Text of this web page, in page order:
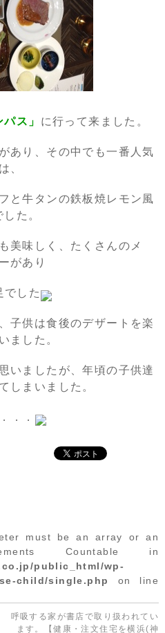
パス」 に行って来ました。
あり、その中でも一番人気
は、
と牛タンの鉄板焼レモン風
した。
美味しく、たくさんのメ
があり
でした
子供は食後のデザートを楽
ました。
いましたが、年頃の子供達
しまいました。
．．
must be an array or an
Countable in
public_html/wp-
child/single.php
on line
呼吸する家が書店で取り扱われてい
ます。【健康・注文住宅を横浜(神